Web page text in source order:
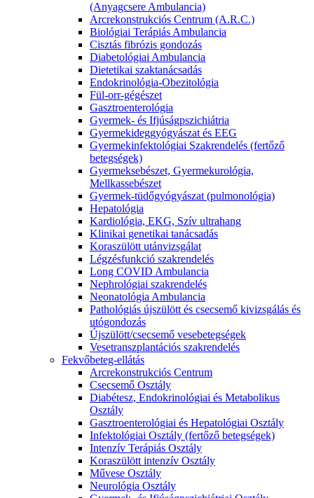
(Anyagcsere Ambulancia)
Arcrekonstrukciós Centrum (A.R.C.)
Biológiai Terápiás Ambulancia
Cisztás fibrózis gondozás
Diabetológiai Ambulancia
Dietetikai szaktanácsadás
Endokrinológia-Obezitológia
Fül-orr-gégészet
Gasztroenterológia
Gyermek- és Ifjúságpszichiátria
Gyermekideggyógyászat és EEG
Gyermekinfektológiai Szakrendelés (fertőző
betegségek)
Gyermeksebészet, Gyermekurológia,
Mellkassebészet
Gyermek-tüdőgyógyászat (pulmonológia)
Hepatológia
Kardiológia, EKG, Szív ultrahang
Klinikai genetikai tanácsadás
Koraszülött utánvizsgálat
Légzésfunkció szakrendelés
Long COVID Ambulancia
Nephrológiai szakrendelés
Neonatológia Ambulancia
Pathológiás újszülött és csecsemő kivizsgálás és
utógondozás
Újszülött/csecsemő vesebetegségek
Vesetranszplantációs szakrendelés
Fekvőbeteg-ellátás
Arcrekonstrukciós Centrum
Csecsemő Osztály
Diabétesz, Endokrinológiai és Metabolikus
Osztály
Gasztroenterológiai és Hepatológiai Osztály
Infektológiai Osztály (fertőző betegségek)
Intenzív Terápiás Osztály
Koraszülött intenzív Osztály
Művese Osztály
Neurológia Osztály